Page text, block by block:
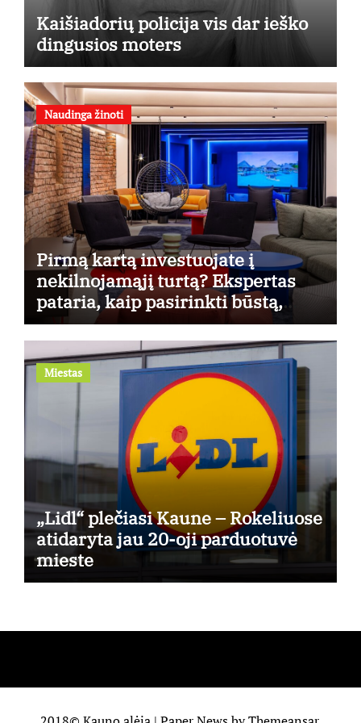
Kaišiadorių policija vis dar ieško
dingusios moters
Naudinga žinoti
Pirmą kartą investuojate į
nekilnojamąjį turtą? Ekspertas
pataria, kaip pasirinkti būstą,
kuris generuos grąžą
Miestas
„Lidl“ plečiasi Kaune – Rokeliuose
atidaryta jau 20-oji parduotuvė
mieste